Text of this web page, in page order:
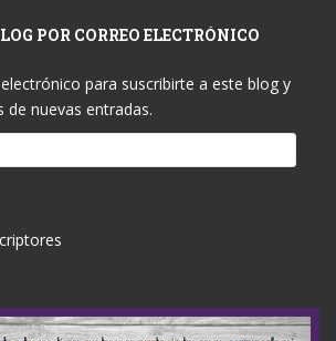
POR CORREO ELECTRÓNICO
para suscribirte a este blog y
nuevas entradas.